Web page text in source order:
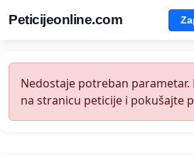
Peticijeonline.com
Nedostaje potreban
na stranicu peticije i pokušajte